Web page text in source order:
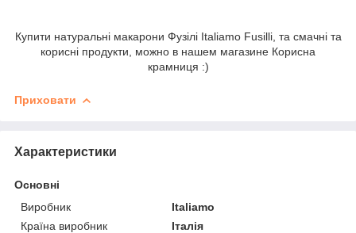
Купити натуральні макарони Фузілі Italiamo Fusilli, та смачні та
корисні продукти, можно в нашем магазине Корисна
крамниця :)
Приховати
Характеристики
Основні
Виробник
Italiamo
Країна виробник
Італія